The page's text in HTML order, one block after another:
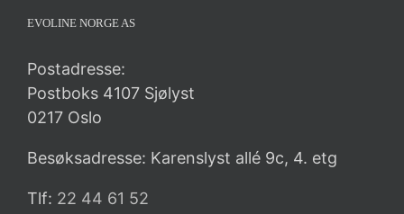
EVOLINE NORGE AS
Postadresse:
Postboks 4107 Sjølyst
0217 Oslo
Besøksadresse: Karenslyst allé 9c, 4. etg
Tlf: 22 44 61 52